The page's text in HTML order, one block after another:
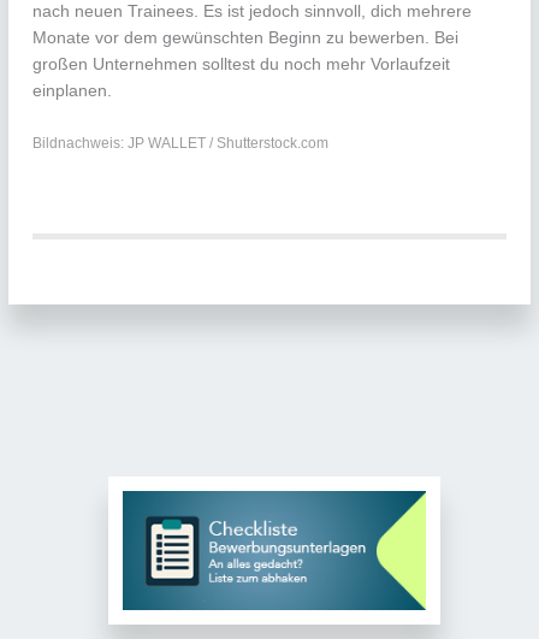
nach neuen Trainees. Es ist jedoch sinnvoll, dich mehrere
Monate vor dem gewünschten Beginn zu bewerben. Bei
großen Unternehmen solltest du noch mehr Vorlaufzeit
einplanen.
Bildnachweis: JP WALLET / Shutterstock.com